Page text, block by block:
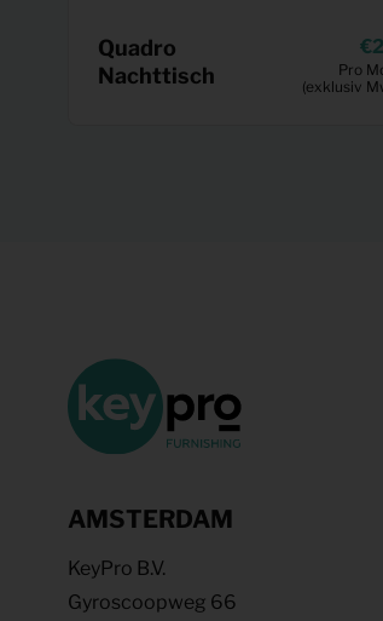
Quadro
Nachttisch
Pro
(exklusiv
AMSTERDAM
KeyPro B.V.
Gyroscoopweg 66